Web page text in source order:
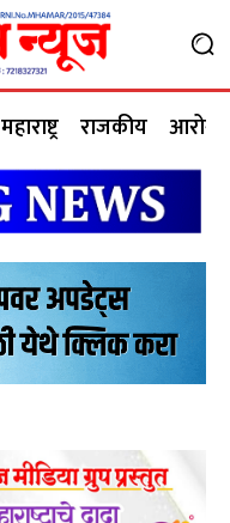
महाराष्ट्र राजकीय आरोग्य